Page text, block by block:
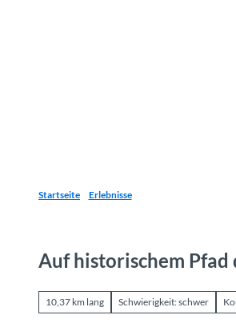
Startseite Erlebnisse
Auf historischem Pfad
10,37 km lang Schwierigkeit: schwer